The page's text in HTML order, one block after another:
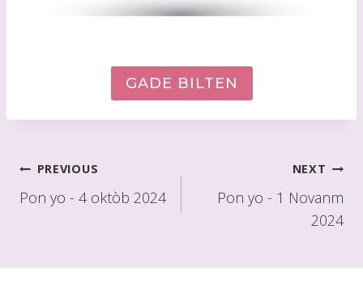
GADE BILTEN
Poste
navigasyon
PREVIOUS
Pon yo - 4 oktòb 2024
NEXT
Pon yo - 1 Novanm
2024